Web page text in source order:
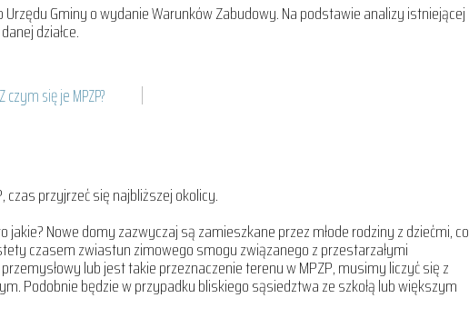
Gminy o wydanie Warunków Zabudowy. Na podstawie analizy istniejącej
działce.
Z czym się je MPZP?
czas przyjrzeć się najbliższej okolicy.
jakie? Nowe domy zazwyczaj są zamieszkane przez młode rodziny z dziećmi, co
czasem zwiastun zimowego smogu związanego z przestarzałymi
lub jest takie przeznaczenie terenu w MPZP, musimy liczyć się z
Podobnie będzie w przypadku bliskiego sąsiedztwa ze szkołą lub większym